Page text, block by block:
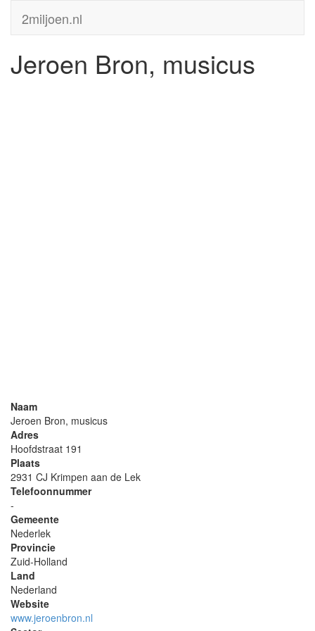
2miljoen.nl
Jeroen Bron, musicus
Naam
Jeroen Bron, musicus
Adres
Hoofdstraat 191
Plaats
2931 CJ Krimpen aan de Lek
Telefoonnummer
-
Gemeente
Nederlek
Provincie
Zuid-Holland
Land
Nederland
Website
www.jeroenbron.nl